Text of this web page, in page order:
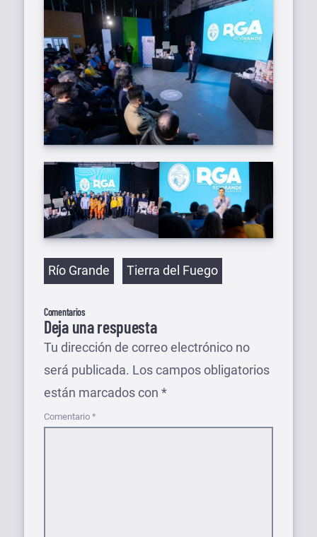
Etiquetas
Río Grande Tierra del Fuego
Comentarios
Deja una respuesta
Tu dirección de correo electrónico no
será publicada. Los campos obligatorios
están marcados con *
Comentario *